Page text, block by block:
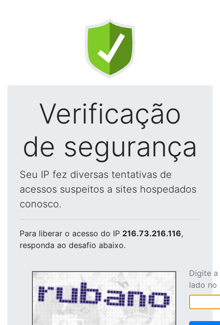
Verificação
de segurança
Seu IP fez diversas tentativas de
acessos suspeitos a sites hospedados
conosco.
Para liberar o acesso do IP 216.73.216.116,
responda ao desafio abaixo.
Digite
lado no